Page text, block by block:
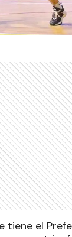
tiene el